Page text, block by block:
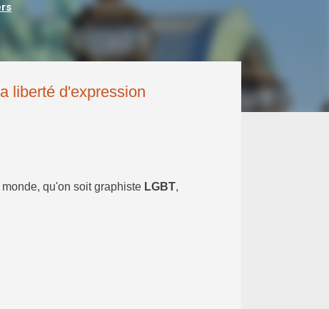
liberté d'expression
qu'on soit graphiste LGBT,